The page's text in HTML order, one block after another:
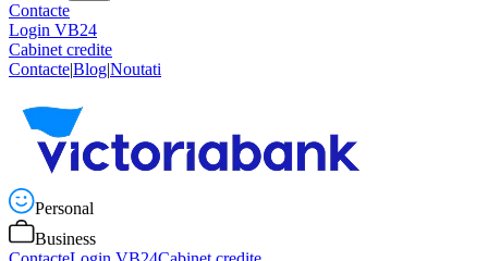
Contacte
Login VB24
Cabinet credite
Contacte|Blog|Noutati
Personal
Business